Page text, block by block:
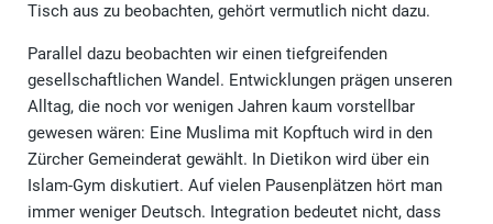
Tisch aus zu beobachten, gehört vermutlich nicht dazu.
Parallel dazu beobachten wir einen tiefgreifenden
gesellschaftlichen Wandel. Entwicklungen prägen unseren
Alltag, die noch vor wenigen Jahren kaum vorstellbar
gewesen wären: Eine Muslima mit Kopftuch wird in den
Zürcher Gemeinderat gewählt. In Dietikon wird über ein
Islam-Gym diskutiert. Auf vielen Pausenplätzen hört man
immer weniger Deutsch. Integration bedeutet nicht, dass